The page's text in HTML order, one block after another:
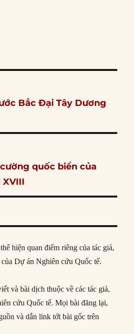
Bắc Đại Tây Dương
quốc biển của
XVIII
hiện quan điểm riêng của tác giả,
Dự án Nghiên cứu Quốc tế.
và bài dịch thuộc về các tác giả,
cứu Quốc tế. Mọi bài đăng lại,
và dẫn link tới bài gốc trên